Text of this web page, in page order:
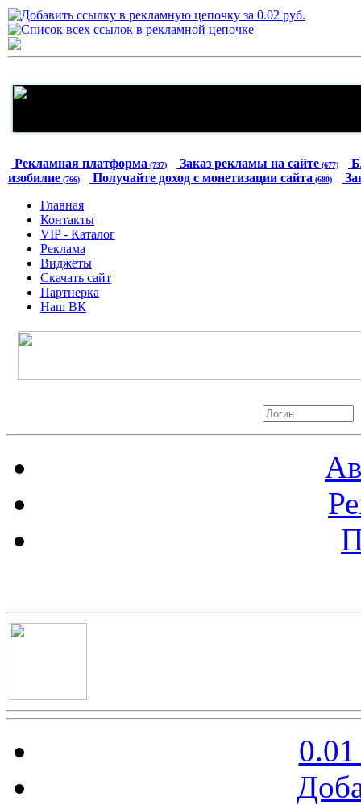
Рекламная платформа (737) Заказ рекламы на сайте (677)
изобилие (766) Получайте доход с монетизации сайта (680)
Главная
Контакты
VIP - Каталог
Реклама
Виджеты
Скачать сайт
Партнерка
Наш ВК